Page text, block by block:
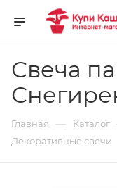
Свеча
Главная — Каталог
Декоративные свечи